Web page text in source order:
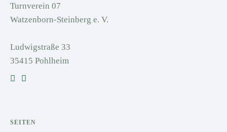
Turnverein 07
Watzenborn-Steinberg e. V.
Ludwigstraße 33
35415 Pohlheim
SEITEN